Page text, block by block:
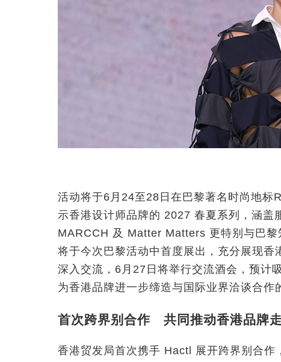
活动将于6月24至28日在巴黎著名时尚地
示香港设计师品牌的 2027 春夏系列，涵盖
MARCCH 及 Matter Matters 更特别与巴
将于今次巴黎活动中首度展出，充分展现
深入交流，6月27日将举行交流酒会，预计
为香港品牌进一步缔造与国际业界洽谈合作
首次跨界别合作 共同推动香港品牌
香港贸发局首次携手 Hactl 展开跨界别合